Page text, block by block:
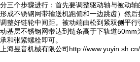
分三个步骤进行：首先要调整驱动轴与被动
形成不锈钢网带输送机跑偏和一边跳齿）然后
调整好链轮中间距。被动端由松到紧双侧平
动基层不锈钢网带达到链条高于下轨道50mm
承和张紧螺栓即可。
上海昱音机械有限公司http://www.yuyin.sh.cn/